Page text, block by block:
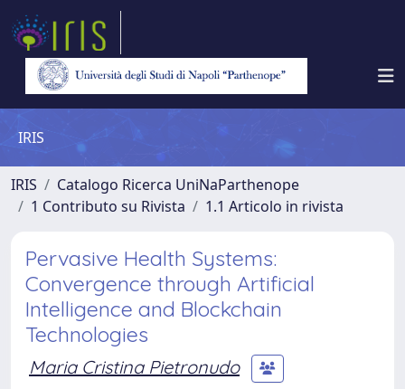
IRIS
IRIS
Catalogo Ricerca UniNaParthenope
1 Contributo su Rivista
1.1 Articolo in rivista
Pervasive Health Systems:
Convergence through Artificial
Intelligence and Blockchain
Technologies
Maria Cristina Pietronudo